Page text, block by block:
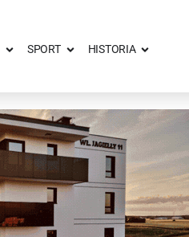
SPORT HISTORIA